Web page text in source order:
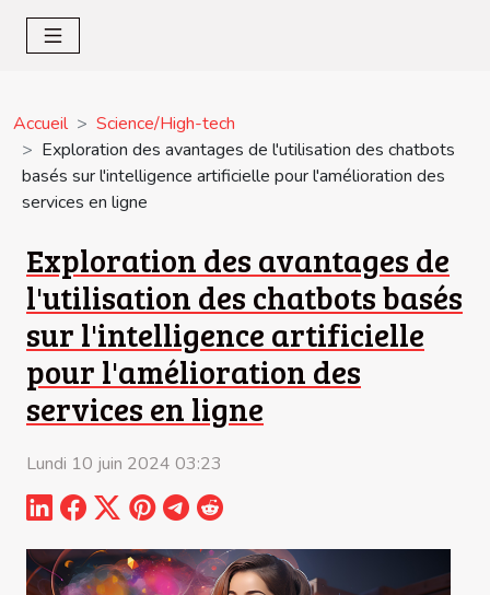
Accueil
Science/High-tech
Exploration des avantages de l'utilisation des chatbots
basés sur l'intelligence artificielle pour l'amélioration des
services en ligne
Exploration des avantages de
l'utilisation des chatbots basés
sur l'intelligence artificielle
pour l'amélioration des
services en ligne
Lundi 10 juin 2024 03:23